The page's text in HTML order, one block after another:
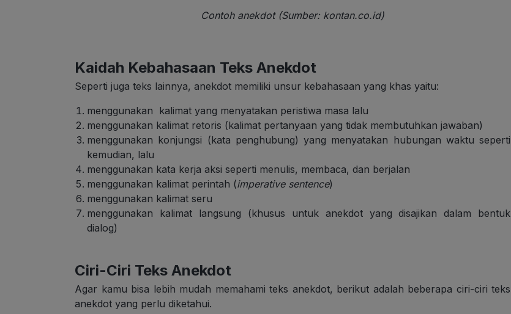
Contoh anekdot (Sumber: kontan.co.id)
Kaidah Kebahasaan Teks Anekdot
Seperti juga teks lainnya, anekdot memiliki unsur kebahasaan yang khas yaitu:
menggunakan kalimat yang menyatakan peristiwa masa lalu
menggunakan kalimat retoris (kalimat pertanyaan yang tidak membutuhkan jawaban)
menggunakan konjungsi (kata penghubung) yang menyatakan hubungan waktu seperti
kemudian, lalu
menggunakan kata kerja aksi seperti menulis, membaca, dan berjalan
menggunakan kalimat perintah (imperative sentence)
menggunakan kalimat seru
menggunakan kalimat langsung (khusus untuk anekdot yang disajikan dalam bentuk
dialog)
Ciri-Ciri Teks Anekdot
Agar kamu bisa lebih mudah memahami teks anekdot, berikut adalah beberapa ciri-ciri teks
anekdot yang perlu diketahui.